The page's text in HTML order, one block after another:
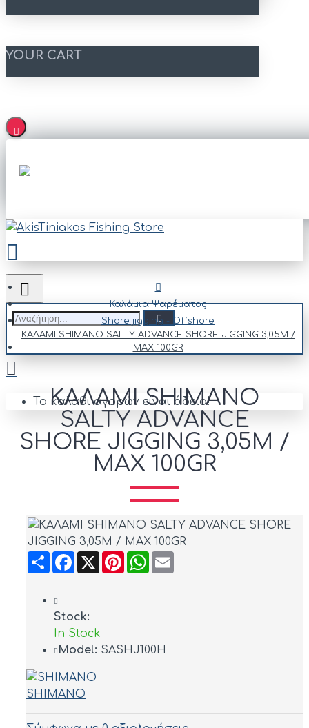
YOUR CART
Το καλάθι αγορών είναι άδειο!
Καλάμια Ψαρέματος
Shore jigging - Offshore
ΚΑΛΑΜΙ SHIMANO SALTY ADVANCE SHORE JIGGING 3,05M /
MAX 100GR
ΚΑΛΑΜΙ SHIMANO
SALTY ADVANCE
SHORE JIGGING 3,05M /
MAX 100GR
ShareFacebook
X PinterestWhatsApp
Stock:
In Stock
Model: SASHJ100H
SHIMANO